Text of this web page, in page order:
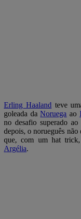
Erling Haaland teve
goleada daNoruega ao
no desafio superado
depois, o norueguês
que, com um hat
Argélia.